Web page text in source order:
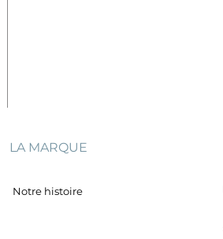
LA MARQUE
Notre histoire